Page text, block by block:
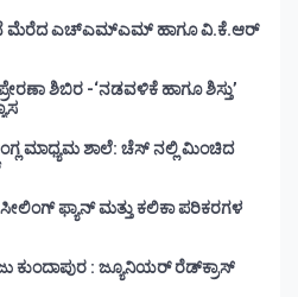
ವಿ.ಕೆ.ಆರ್
ಶಿಬಿರ -‘ನಡವಳಿಕೆ ಹಾಗೂ ಶಿಸ್ತು’
ಮಾಧ್ಯಮ ಶಾಲೆ: ಚೆಸ್ ನಲ್ಲಿ ಮಿಂಚಿದ
ಫ್ಯಾನ್ ಮತ್ತು ಕಲಿಕಾ ಪರಿಕರಗಳ
ಕುಂದಾಪುರ : ಜ್ಯೂನಿಯರ್‌ ರೆಡ್‌ಕ್ರಾಸ್‌